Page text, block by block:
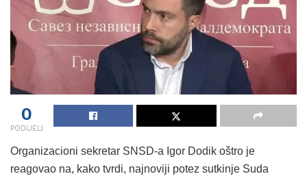
0
PODIJELI
Organizacioni sekretar SNSD-a Igor Dodik oštro je
reagovao na, kako tvrdi, najnoviji potez sutkinje Suda